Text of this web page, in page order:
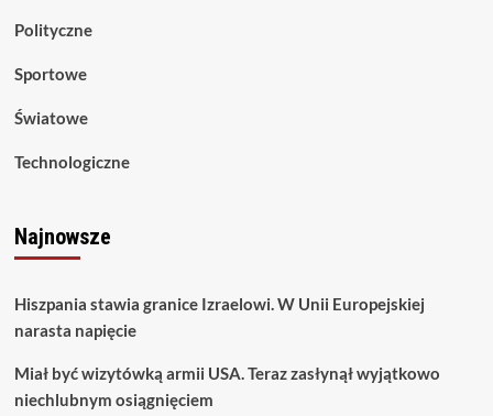
Polityczne
Sportowe
Światowe
Technologiczne
Najnowsze
Hiszpania stawia granice Izraelowi. W Unii Europejskiej
narasta napięcie
Miał być wizytówką armii USA. Teraz zasłynął wyjątkowo
niechlubnym osiągnięciem